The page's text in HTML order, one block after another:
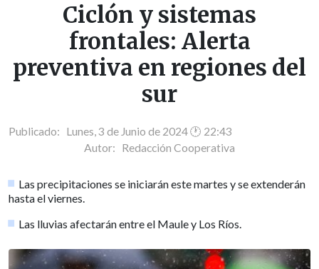
Ciclón y sistemas
frontales: Alerta
preventiva en regiones del
sur
Publicado: Lunes, 3 de Junio de 2024 🕐 22:43
Autor: Redacción Cooperativa
Las precipitaciones se iniciarán este martes y se extenderán
hasta el viernes.
Las lluvias afectarán entre el Maule y Los Ríos.